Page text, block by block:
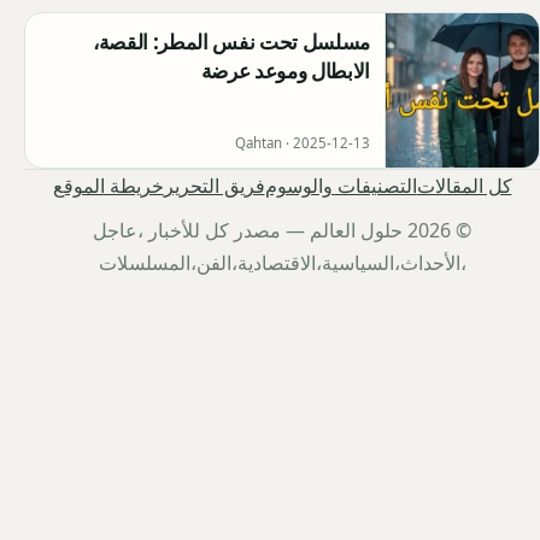
مسلسل تحت نفس المطر: القصة،
الابطال وموعد عرضة
Qahtan · 2025-12-13
كل المقالاتالتصنيفات والوسومفريق التحرير خريطة الموقع
© 2026 حلول العالم — مصدر كل للأخبار ،عاجل
،الأحداث،السياسية،الاقتصادية،الفن،المسلسلات